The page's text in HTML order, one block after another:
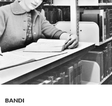
BANDI